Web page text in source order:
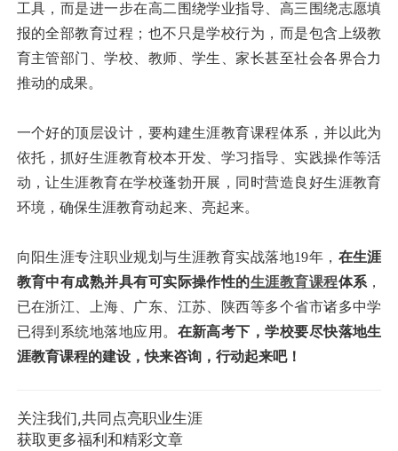
工具，而是进一步在高二围绕学业指导、高三围绕志愿填
报的全部教育过程；也不只是学校行为，而是包含上级教
育主管部门、学校、教师、学生、家长甚至社会各界合力
推动的成果。
一个好的顶层设计，要构建生涯教育课程体系，并以此为
依托，抓好生涯教育校本开发、学习指导、实践操作等活
动，让生涯教育在学校蓬勃开展，同时营造良好生涯教育
环境，确保生涯教育动起来、亮起来。
向阳生涯专注职业规划与生涯教育实战落地19年， 在生涯
教育中有成熟并具有可实际操作性的生涯教育课程体系 ，
已在浙江、上海、广东、江苏、陕西等多个省市诸多中学
已得到系统地落地应用。 在新高考下，学校要尽快落地生
涯教育课程的建设，快来咨询，行动起来吧！
关注我们,共同点亮职业生涯
获取更多福利和精彩文章